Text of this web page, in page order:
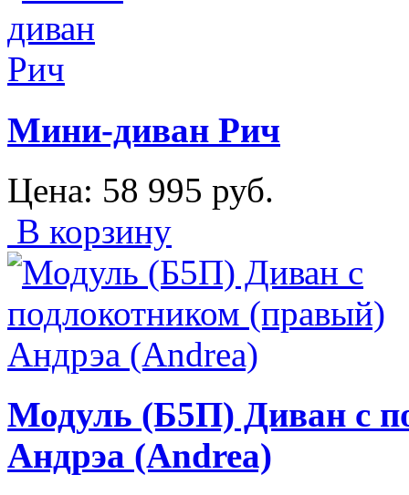
Мини-диван Рич
Цена: 58 995 руб.
В корзину
Модуль (Б5П) Диван с
Андрэа (Andrea)